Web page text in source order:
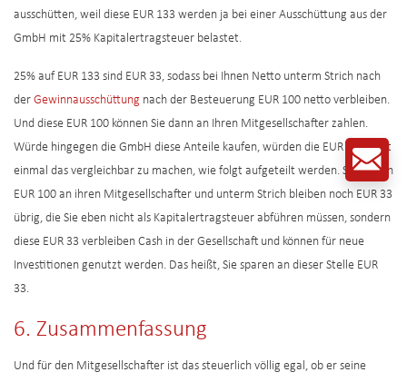
ausschütten, weil diese EUR 133 werden ja bei einer Ausschüttung aus der
GmbH mit 25% Kapitalertragsteuer belastet.
25% auf EUR 133 sind EUR 33, sodass bei Ihnen Netto unterm Strich nach
der Gewinnausschüttung nach der Besteuerung EUR 100 netto verbleiben.
Und diese EUR 100 können Sie dann an Ihren Mitgesellschafter zahlen.
Würde hingegen die GmbH diese Anteile kaufen, würden die EUR 133 jetzt
einmal das vergleichbar zu machen, wie folgt aufgeteilt werden. Sie zahlen
EUR 100 an ihren Mitgesellschafter und unterm Strich bleiben noch EUR 33
übrig, die Sie eben nicht als Kapitalertragsteuer abführen müssen, sondern
diese EUR 33 verbleiben Cash in der Gesellschaft und können für neue
Investitionen genutzt werden. Das heißt, Sie sparen an dieser Stelle EUR
33.
6. Zusammenfassung
Und für den Mitgesellschafter ist das steuerlich völlig egal, ob er seine